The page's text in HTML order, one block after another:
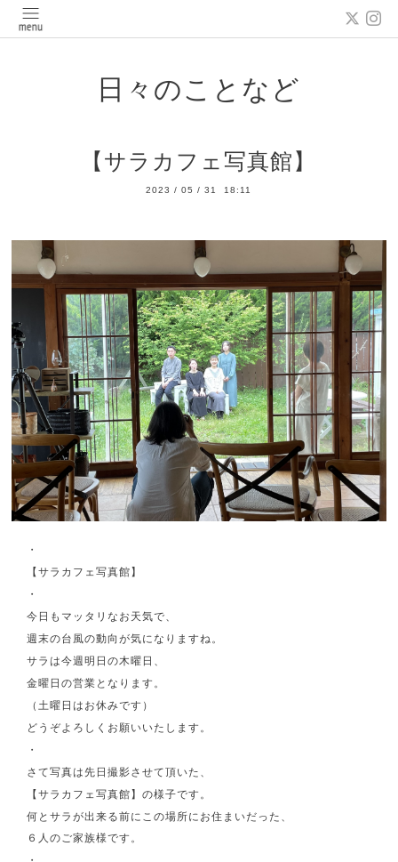
日々のことなど
【サラカフェ写真館】
2023 /05 /31 18:11
・
【サラカフェ写真館】
・
今日もマッタリなお天気で、
週末の台風の動向が気になりますね。
サラは今週明日の木曜日、
金曜日の営業となります。
（土曜日はお休みです）
どうぞよろしくお願いいたします。
・
さて写真は先日撮影させて頂いた、
【サラカフェ写真館】の様子です。
何とサラが出来る前にこの場所にお住まいだった、
６人のご家族様です。